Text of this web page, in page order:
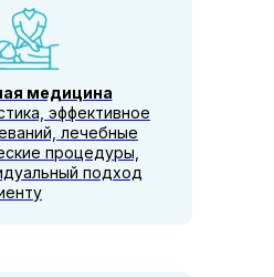
медицина
эффективное
лечебные
процедуры,
подход